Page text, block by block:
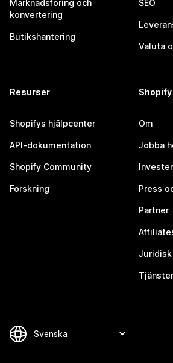
Marknadsföring och
konvertering
Butikshantering
SEO
Valuta
Resurser
Shopifys hjälpcenter
API-dokumentation
Shopify Community
Forskning
Shopify
Om
Jobba
Press
Partner